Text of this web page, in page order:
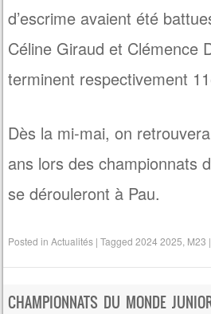
d’escrime avaient été
Céline Giraud et Clémence
terminent respectivement
Dès la mi-mai, on
ans lors des championnats
se dérouleront à Pau.
Posted inActualités |Tagged2024 2025 M23 |
CHAMPIONNATS DU MONDE